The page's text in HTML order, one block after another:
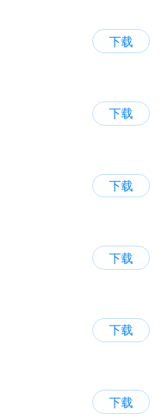
下载
下载
下载
下载
下载
下载